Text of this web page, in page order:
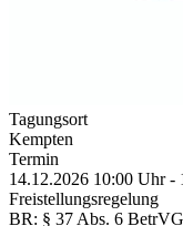
Tagungsort
Kempten
Termin
14.12.2026 10:00 Uhr -
Freistellungsregelung
BR: § 37 Abs. 6